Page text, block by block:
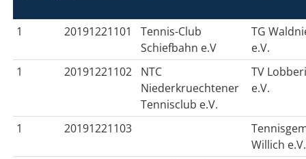
1 20191221101
Tennis-Club
Schiefbahn e.V
TG
e.V.
1
20191221102
NTC
Niederkruechtener
Tennisclub e.V.
TV
e.V.
1 20191221103
Willich e.V.